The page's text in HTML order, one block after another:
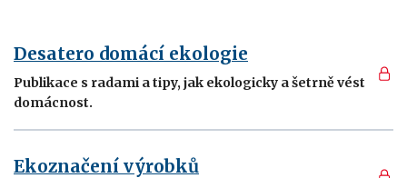
Desatero domácí ekologie
Publikace s radami a tipy, jak ekologicky a šetrně vést
domácnost.
Ekoznačení výrobků